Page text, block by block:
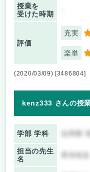
授業を
受けた時期
評価
充実 5
楽単 4
(2020/03/09) [3486804]
kenz333 さんの授
学部 学科
担当の先生
名